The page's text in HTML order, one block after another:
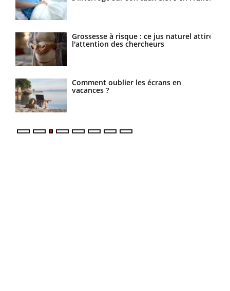
Grossesse à risque : ce jus naturel attire
l'attention des chercheurs
Comment oublier les écrans en
vacances ?
Cancer colorectal : une stratégie simple
aurait changé la donne au Pays basque
Chikungunya, dengue, West Nile : que
se passe-t-il dans le sud de la France ?